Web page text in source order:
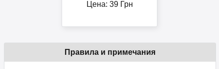
Цена: 39Грн
Правила и примечания